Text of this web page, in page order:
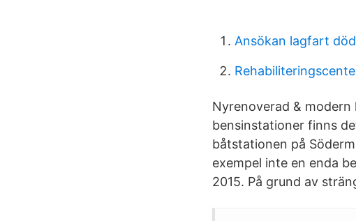
Ansökan lagfart
Nyrenoverad & modern
bensinstationer finns
båtstationen på
exempel inte en enda
2015. På grund av